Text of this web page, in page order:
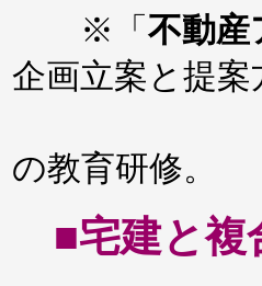
※「 不動産
企画立案と提
の教育研修。
■宅建と複